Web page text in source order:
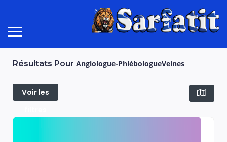
Résultats Pour Angiologue-PhlébologueVeines
Voir les